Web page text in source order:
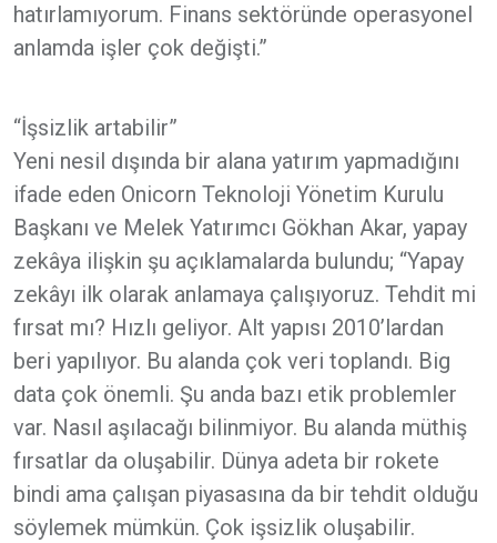
hatırlamıyorum. Finans sektöründe operasyonel
anlamda işler çok değişti.”
“İşsizlik artabilir”
Yeni nesil dışında bir alana yatırım yapmadığını
ifade eden Onicorn Teknoloji Yönetim Kurulu
Başkanı ve Melek Yatırımcı Gökhan Akar, yapay
zekâya ilişkin şu açıklamalarda bulundu; “Yapay
zekâyı ilk olarak anlamaya çalışıyoruz. Tehdit mi
fırsat mı? Hızlı geliyor. Alt yapısı 2010’lardan
beri yapılıyor. Bu alanda çok veri toplandı. Big
data çok önemli. Şu anda bazı etik problemler
var. Nasıl aşılacağı bilinmiyor. Bu alanda müthiş
fırsatlar da oluşabilir. Dünya adeta bir rokete
bindi ama çalışan piyasasına da bir tehdit olduğu
söylemek mümkün. Çok işsizlik oluşabilir.